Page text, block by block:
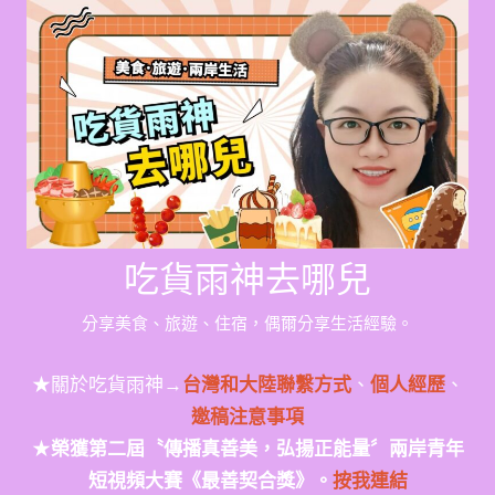
Skip
content
吃貨雨神去哪兒
分享美食、旅遊、住宿，偶爾分享生活經驗。
★關於吃貨雨神→台灣和大陸聯繫方式、 個人經歷、
邀稿注意事項
★榮獲第二屆〝傳播真善美，弘揚正能量〞兩岸青年
短視頻大賽《最善契合獎》。 按我連結